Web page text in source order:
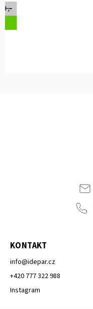
KONTAKT
info@idepar.cz
+420 777 322 988
Instagram